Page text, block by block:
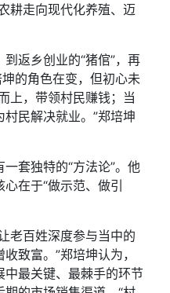
耕走向现代化养殖、迈
返乡创业的“猪倌”，再
的角色在变，但初心未
上，带领村民赚钱；当
民解决就业。”郑培坤
套独特的“方法论”。他
在于“做示范、做引
老百姓深度参与当中的
致富。”郑培坤认为，
最关键、最棘手的环节